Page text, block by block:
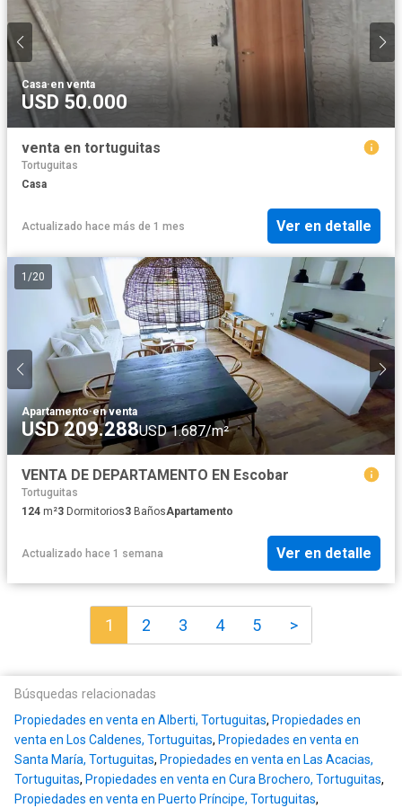
Casa·en venta
USD 50.000
venta en tortuguitas
Tortuguitas
Casa
Actualizado hace más de 1 mes Ver en detalle
1 /20
Apartamento·en venta
USD 209.288USD 1.687/m²
VENTA DE DEPARTAMENTO EN Escobar
Tortuguitas
124 m²3 Dormitorios3 BañosApartamento
Actualizado hace 1 semana Ver en detalle
1 2 3 4 5 >
Búsquedas relacionadas
Propiedades en venta en Alberti, Tortuguitas, Propiedades en
venta en Los Caldenes, Tortuguitas, Propiedades en venta en
Santa María, Tortuguitas, Propiedades en venta en Las Acacias,
Tortuguitas, Propiedades en venta en Cura Brochero, Tortuguitas,
Propiedades en venta en Puerto Príncipe, Tortuguitas,